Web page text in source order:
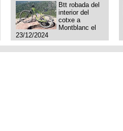
Btt robada del
interior del
cotxe a
Montblanc el
23/12/2024